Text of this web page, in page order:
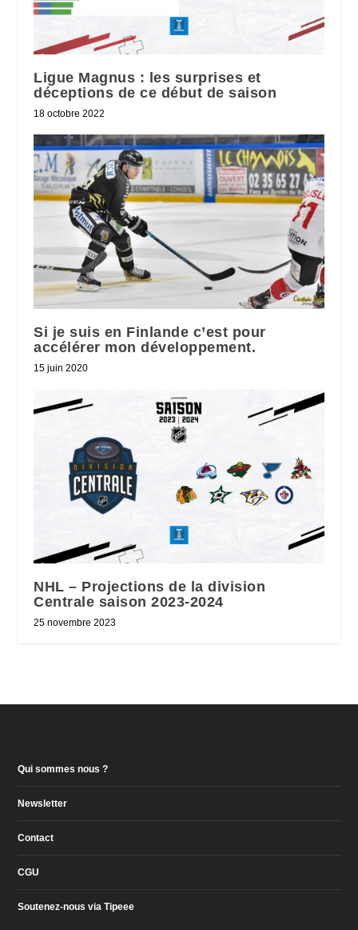
Ligue Magnus : les surprises et
déceptions de ce début de saison
18 octobre 2022
Si je suis en Finlande c’est pour
accélérer mon développement.
15 juin 2020
NHL – Projections de la division
Centrale saison 2023-2024
25 novembre 2023
Qui sommes nous ?
Newsletter
Contact
CGU
Soutenez-nous via Tipeee